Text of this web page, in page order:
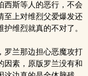
西斯等人的恶行，不会
至上对维烈父爱爆发还
维烈就真的不对了。
兰那边担心恶魔攻打
因素，原版罗兰没有和